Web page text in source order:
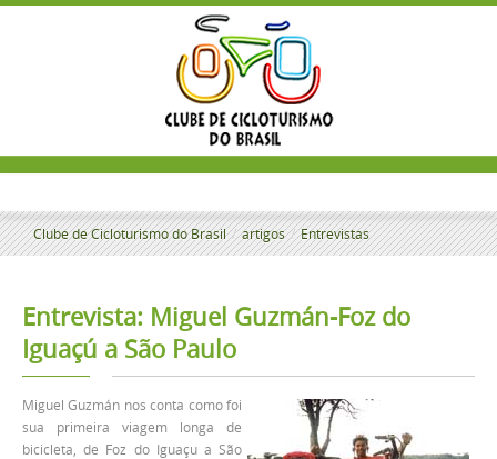
Clube de Cicloturismo do Brasil / artigos / Entrevistas
Entrevista: Miguel Guzmán-Foz do
Iguaçú a São Paulo
Miguel Guzmán nos conta como foi
sua primeira viagem longa de
bicicleta, de Foz do Iguaçu a São